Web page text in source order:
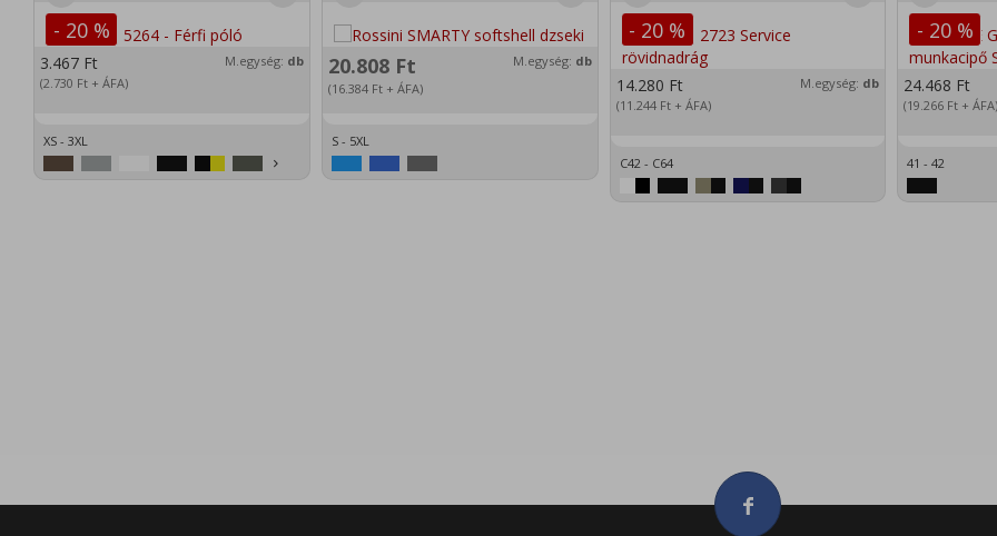
- 20 %
3.467 Ft
(2.730 Ft + ÁFA)
M.egység: db
XS - 3XL
20.808 Ft
(16.384 Ft+ ÁFA)
M.egység: db
S - 5XL
- 20 %
14.280 Ft
(11.244 Ft+ ÁFA)
M.egység: db
C42 - C64
- 20 %
24.468 Ft
(19.266 Ft + ÁFA)
41 - 42